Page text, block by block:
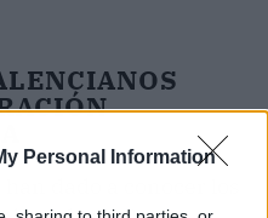
Personal Information